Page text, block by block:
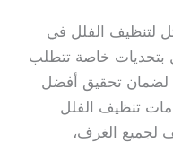
لتنظيف الفلل في
بتحديات خاصة تتطلب
لضمان تحقيق أفضل
تنظيف الفلل
لجميع الغرف،